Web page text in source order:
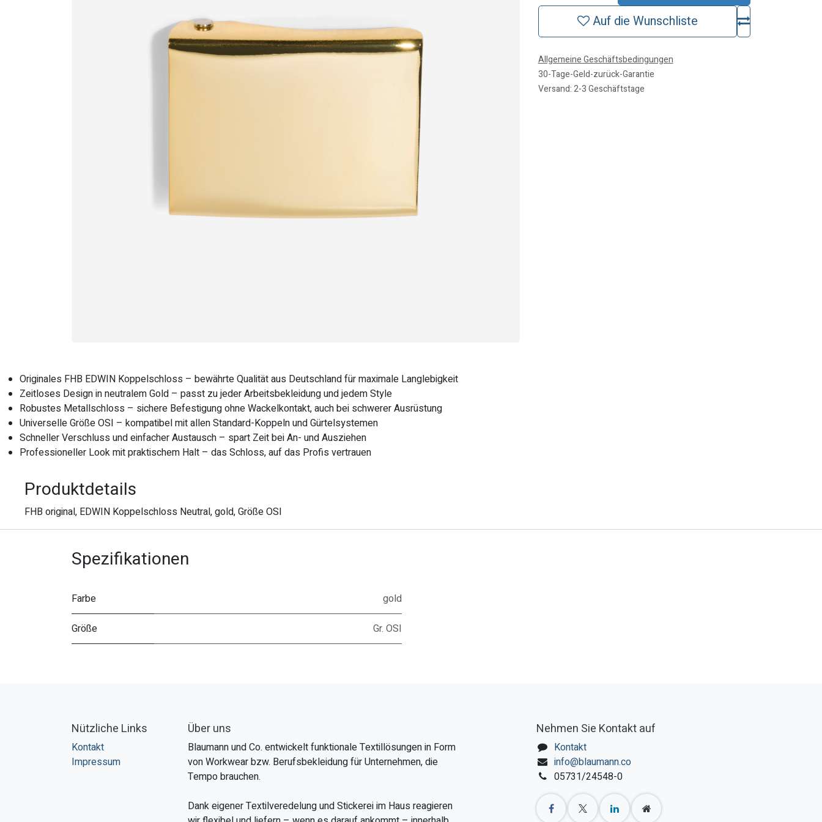
Auf die Wunschliste
Allgemeine Geschäftsbedingungen
30-Tage-Geld-zurück-Garantie
Versand: 2-3 Geschäftstage
Originales FHB EDWIN Koppelschloss – bewährte Qualität aus Deutschland für maximale Langlebigkeit
Zeitloses Design in neutralem Gold – passt zu jeder Arbeitsbekleidung und jedem Style
Robustes Metallschloss – sichere Befestigung ohne Wackelkontakt, auch bei schwerer Ausrüstung
Universelle Größe OSI – kompatibel mit allen Standard-Koppeln und Gürtelsystemen
Schneller Verschluss und einfacher Austausch – spart Zeit bei An- und Ausziehen
Professioneller Look mit praktischem Halt – das Schloss, auf das Profis vertrauen
Produktdetails
FHB original, EDWIN Koppelschloss Neutral, gold, Größe OSI
Spezifikationen
Farbe gold
Größe Gr. OSI
Nützliche Links
Kontakt
Impressum
Über uns
Blaumann und Co. entwickelt funktionale Textillösungen in Form
von Workwear bzw. Berufsbekleidung für Unternehmen, die
Tempo brauchen.
Dank eigener Textilveredelung und Stickerei im Haus reagieren
Nehmen Sie Kontakt auf
Kontakt
info@blaumann.co
05731/24548-0